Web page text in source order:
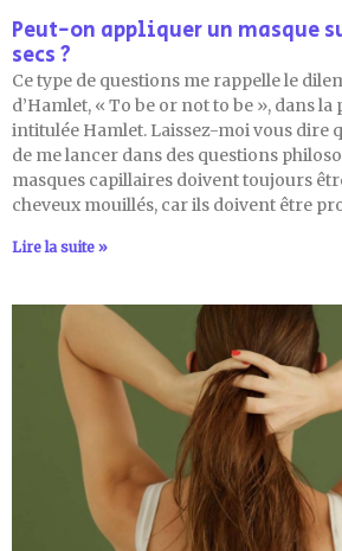
Peut-on appliquer un masque
secs ?
Ce type de questions me rappelle le
d’Hamlet, « To be or not to be », dans la
intitulée Hamlet. Laissez-moi vous dire
de me lancer dans des questions
masques capillaires doivent toujours
cheveux mouillés, car ils doivent être
Lire la suite »